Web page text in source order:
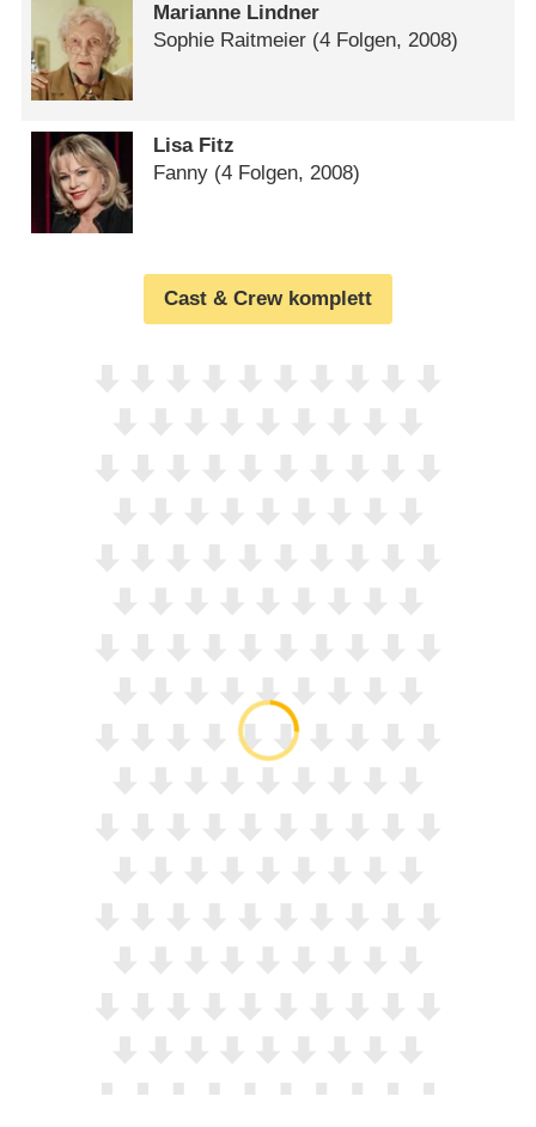
Marianne Lindner
Sophie Raitmeier (4 Folgen, 2008)
Lisa Fitz
Fanny (4 Folgen, 2008)
Cast & Crew komplett